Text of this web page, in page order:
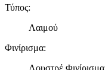
Τύπος:
Λαιμού
Φινίρισμα:
Λουστρέ Φινίρισμα